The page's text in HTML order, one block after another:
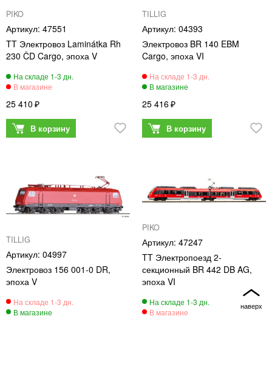
PIKO
47551
TT Электровоз Laminátka Rh
230 ČD Cargo, эпоха V
25 410
TILLIG
04393
Электровоз BR 140 EBM
Cargo, эпоха VI
25 416
TILLIG
04997
Электровоз 156 001-0 DR,
эпоха V
PIKO
47247
TT Электропоезд 2-
секционный BR 442 DB AG,
эпоха VI